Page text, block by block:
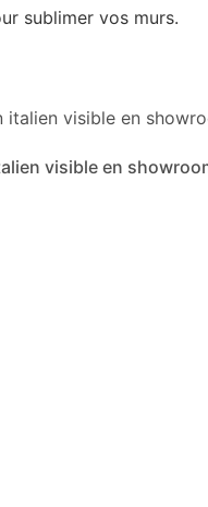
sublimer vos murs.
visible en